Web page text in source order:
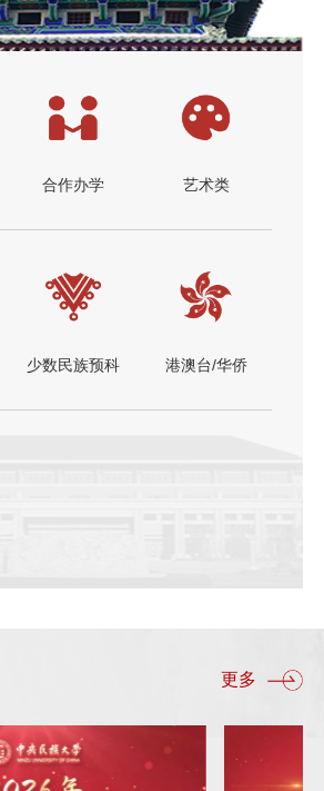
合作办学 艺术类
少数民族预科 港澳台/华侨
更多